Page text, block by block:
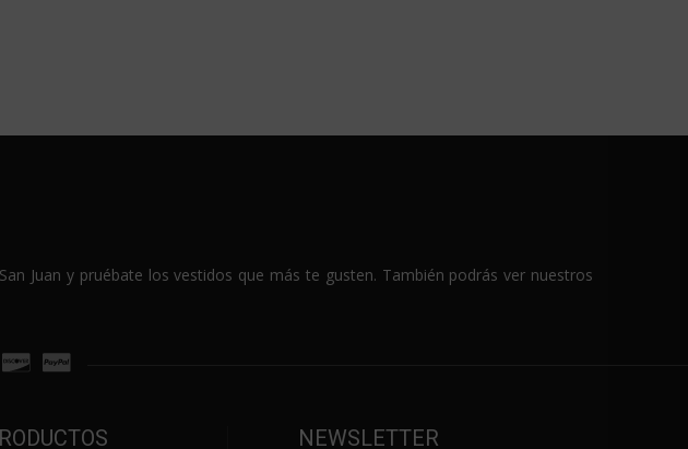
Juan y pruébate los vestidos que más te gusten. También podrás ver nuestros
NEWSLETTER